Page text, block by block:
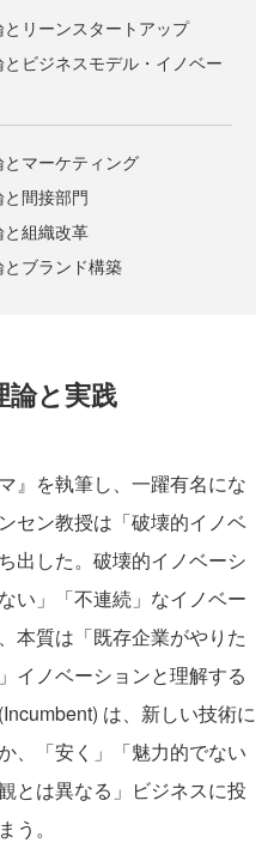
リーンスタートアップ
ビジネスモデル・イノベー
マーケティング
間接部門
組織改革
ブランド構築
と実践
』を執筆し、一躍有名にな
セン教授は「破壊的イノベ
出した。破壊的イノベーシ
い」「不連続」なイノベー
本質は「既存企業がやりた
イノベーションと理解する
は、新しい技術に
、「安く」「魅力的でない
とは異なる」ビジネスに投
う。